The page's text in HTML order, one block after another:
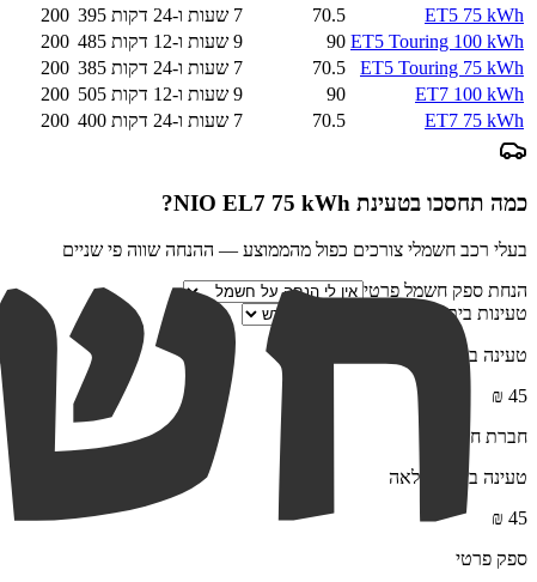
ET5 75 kWh
70.5 7 שעות ו-24 דקות 395
200
ET5 Touring 100 kWh
90 9 שעות ו-12 דקות 485
200
ET5 Touring 75 kWh
70.5 7 שעות ו-24 דקות 385
200
ET7 100 kWh
90 9 שעות ו-12 דקות 505
200
ET7 75 kWh
70.5 7 שעות ו-24 דקות 400
200
כמה תחסכו בטעינת NIO EL7 75 kWh
?
בעלי רכב חשמלי צורכים כפול מהממוצע — ההנחה שווה פי שניים
הנחת ספק חשמל פרטי
טעינות ביתיות בחודש
טעינה ביתית מלאה
45
₪
חברת חשמל
טעינה ביתית מלאה
45
₪
ספק פרטי